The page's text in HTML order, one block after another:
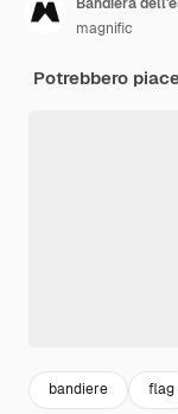
magnific
Potrebbero
bandiere flag